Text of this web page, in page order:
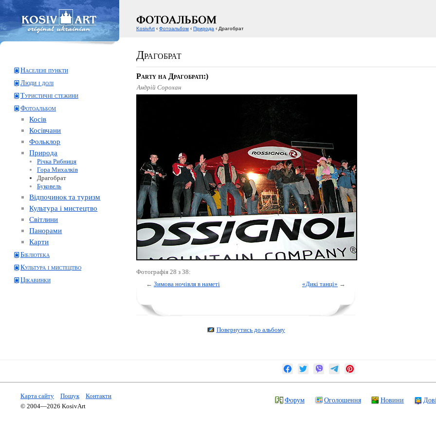
Драгобрат
Населені пункти
Люди і долі
Туристичні стежини
Фотоальбом
Косів
Косівчани
Фольклор
Природа
Річка Рибниця
Гора Михалків
Драгобрат
Буковель
Відпочинок та туризм
Культура і мистецтво
Світлини
Панорами
Карти
Бібліотека
Культура і мистецтво
Цікавинки
Party на Драгобраті:)
Андрій Сорохан
Фотографія 28 з 38:
← Зимова ночівля в наметі «Дикі танці» →
Повернутись до альбому
KosivArt ‹ Фотоальбом ‹ Природа ‹ Драгобрат
Карта сайту Пошук
Контакти
© 2004—2026 KosivArt
Форум Оголошення Новини